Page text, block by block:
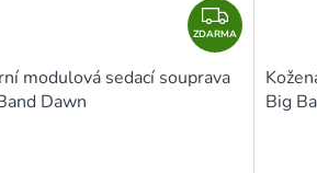
Z
D
A
ZDARMA
modulová sedací souprava
Dawn
Big